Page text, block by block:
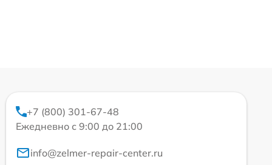
+7 (800) 301-67-48
Ежедневно с 9:00 до 21:00
info@zelmer-repair-center.ru